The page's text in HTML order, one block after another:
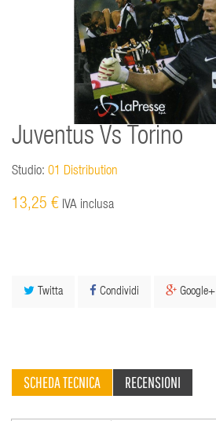
Juventus Vs Torino
Studio: 01 Distribution
13,25 € IVA inclusa
Twitta Condividi Google+
SCHEDA TECNICA RECENSIONI